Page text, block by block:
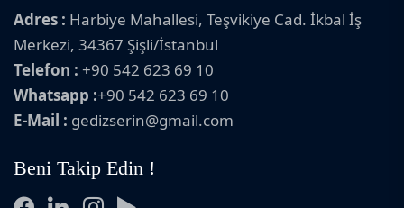
Adres : Harbiye Mahallesi, Teşvikiye Cad. İkbal İş
Merkezi, 34367 Şişli/İstanbul
Telefon : +90 542 623 69 10
Whatsapp :+90 542 623 69 10
E-Mail : gedizserin@gmail.com
Beni Takip Edin !